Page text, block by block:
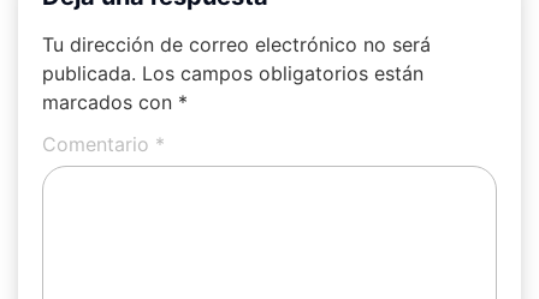
Tu dirección de correo electrónico no será
publicada. Los campos obligatorios están
marcados con *
Comentario *